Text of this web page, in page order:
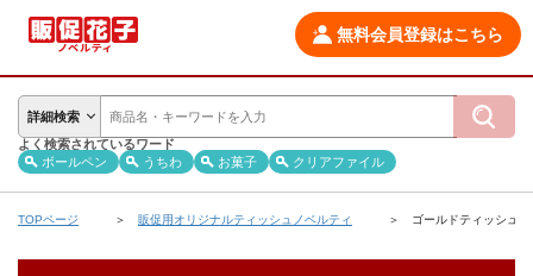
無料会員登録はこちら
詳細検索
よく検索されているワード
ボールペン
うちわ お菓子 クリアファイル
TOPページ 販促用オリジナルティッシュノベルティ ゴールドティッシュ